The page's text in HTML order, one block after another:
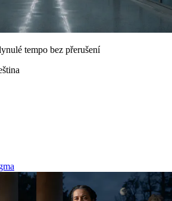
tempo bez přerušení